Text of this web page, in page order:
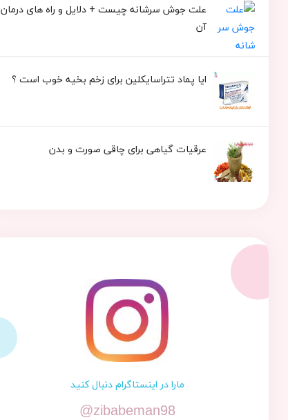
علت جوش سرشانه چیست + دلایل و راه های درمان
آن
ایا پماد تتراسایکلین برای زخم بخیه خوب است ؟
عرقیات گیاهی برای چاقی صورت و بدن
مارا در اینستاگرام دنبال کنید
@zibabeman98